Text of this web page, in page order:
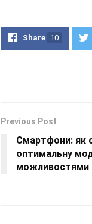
Share 10
Previous Post
Смартфони: як
оптимальну
можливостями